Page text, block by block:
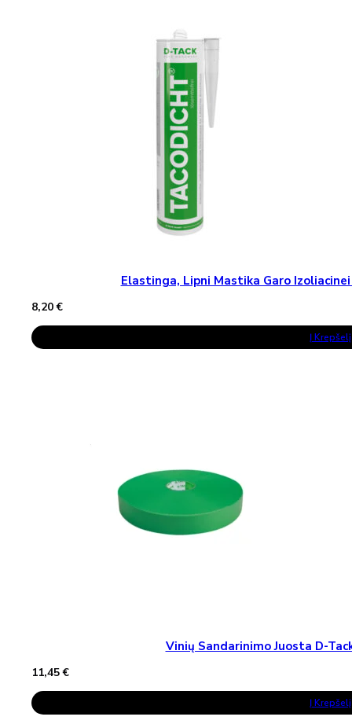
Elastinga, Lipni Mastika Garo Izoliacinei
8,20€
Į Krepšelį
Vinių Sandarinimo Juosta D-
11,45€
Į Krepšelį